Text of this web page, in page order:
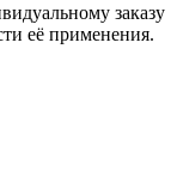
заказу
её применения.